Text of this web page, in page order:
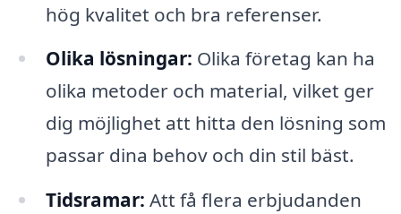
hög kvalitet och bra referenser.
Olika lösningar: Olika företag kan ha
olika metoder och material, vilket ger
dig möjlighet att hitta den lösning som
passar dina behov och din stil bäst.
Tidsramar: Att få flera erbjudanden